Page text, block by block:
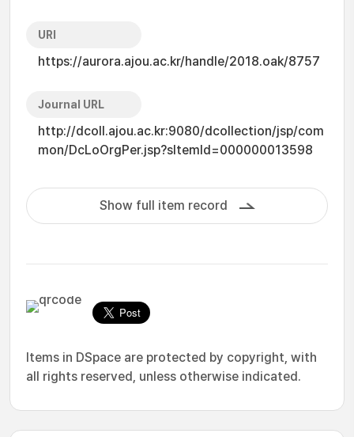
URI
https://aurora.ajou.ac.kr/handle/2018.oak/8757
Journal URL
http://dcoll.ajou.ac.kr:9080/dcollection/jsp/com
mon/DcLoOrgPer.jsp?sItemId=000000013598
Show full item record
Items in DSpace are protected by copyright, with
all rights reserved, unless otherwise indicated.